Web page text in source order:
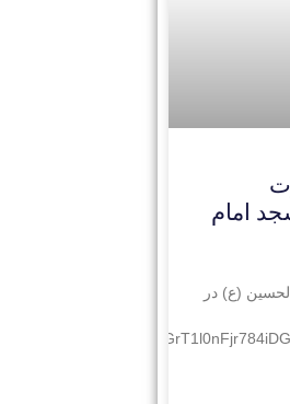
امام
(ع) در
lDWgyBnj7J/